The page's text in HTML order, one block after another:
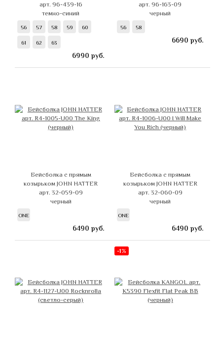
арт. 96-439-16
темно-синий
56 57 58 59 60
61 62 63
6990 руб.
арт. 96-163-09
черный
56 58
6690 руб.
Бейсболка с прямым
козырьком JOHN HATTER
арт. 32-059-09
черный
ONE
6490 руб.
Бейсболка с прямым
козырьком JOHN HATTER
арт. 32-060-09
черный
ONE
6490 руб.
-1%